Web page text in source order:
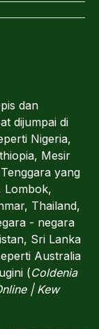
dan
dijumpai di
Nigeria,
Mesir
yang
Lombok,
Thailand,
- negara
Sri Lanka
Australia
(Coldenia
| Kew